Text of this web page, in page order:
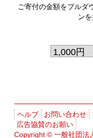
ご寄付の金額をプルダ
ン
ヘルプ お問い合わせ
広告協賛のお願い
Copyright ©一般社団法